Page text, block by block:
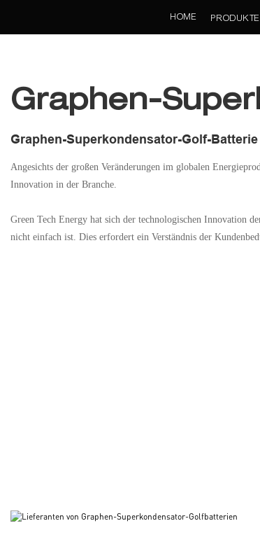
HOME PRODUKTE
Graphen-
Graphen-Superkondensator-Golf-
Angesichts der großen Veränderungen im globalen
Innovation in der Branche.
Green Tech Energy hat sich der technologischen Innovation
nicht einfach ist. Dies erfordert ein Verständnis der